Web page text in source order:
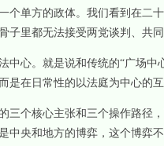
个单方的政体。我们看到在二
子里都无法接受两党谈判、共
中心。就是说和传统的“广场
是在日常性的以法庭为中心的
三个核心主张和三个操作路径
中央和地方的博弈，这个博弈